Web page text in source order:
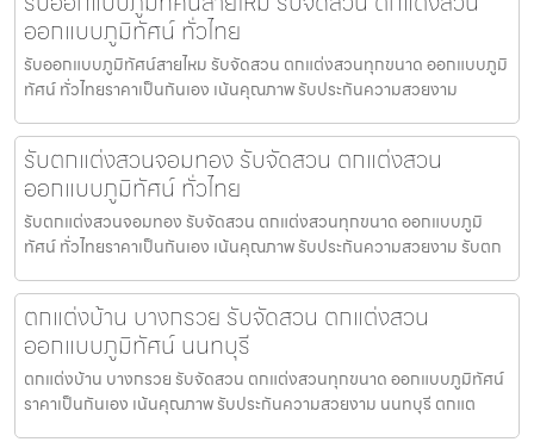
ออกแบบภูมิทัศน์ ทั่วไทย
รับออกแบบภูมิทัศน์สายไหม รับจัดสวน ตกแต่งสวนทุกขนาด ออกแบบภูมิ
ทัศน์ ทั่วไทยราคาเป็นกันเอง เน้นคุณภาพ รับประกันความสวยงาม
รับตกแต่งสวนจอมทอง รับจัดสวน ตกแต่งสวน
ออกแบบภูมิทัศน์ ทั่วไทย
รับตกแต่งสวนจอมทอง รับจัดสวน ตกแต่งสวนทุกขนาด ออกแบบภูมิ
ทัศน์ ทั่วไทยราคาเป็นกันเอง เน้นคุณภาพ รับประกันความสวยงาม รับตก
ตกแต่งบ้าน บางกรวย รับจัดสวน ตกแต่งสวน
ออกแบบภูมิทัศน์ นนทบุรี
ตกแต่งบ้าน บางกรวย รับจัดสวน ตกแต่งสวนทุกขนาด ออกแบบภูมิทัศน์
ราคาเป็นกันเอง เน้นคุณภาพ รับประกันความสวยงาม นนทบุรี ตกแต